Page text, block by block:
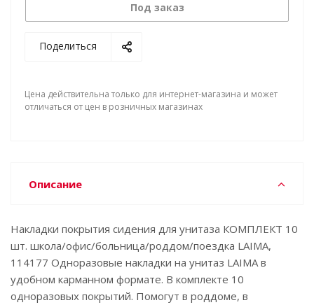
Под заказ
Поделиться
Цена действительна только для интернет-магазина и может
отличаться от цен в розничных магазинах
Описание
Накладки покрытия сидения для унитаза КОМПЛЕКТ 10
шт. школа/офис/больница/роддом/поездка LAIMA,
114177 Одноразовые накладки на унитаз LAIMA в
удобном карманном формате. В комплекте 10
одноразовых покрытий. Помогут в роддоме, в